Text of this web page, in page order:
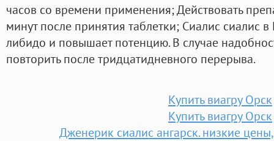
часов со времени применения; Действовать
минут после принятия таблетки; Сиалис сиалис
либидо и повышает потенцию. В случае
повторить после тридцатидневного перерыва.
Купить виагру Орск
Купить виагру Орск
Дженерик сиалис ангарск. низкие